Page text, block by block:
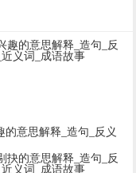
的意思解释_造句_反义
_成语故事